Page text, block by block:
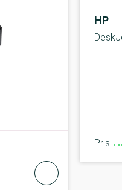
HP
Pris